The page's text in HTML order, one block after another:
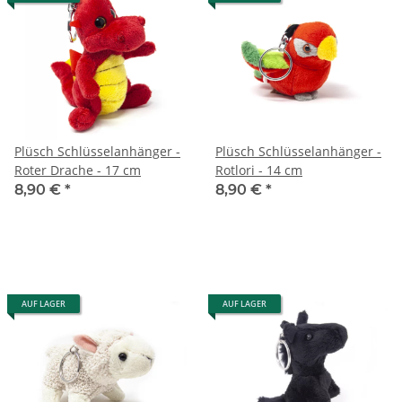
Plüsch Schlüsselanhänger -
Roter Drache - 17 cm
8,90 € *
Plüsch Schlüsselanhänger -
Rotlori - 14 cm
8,90 € *
AUF LAGER AUF LAGER